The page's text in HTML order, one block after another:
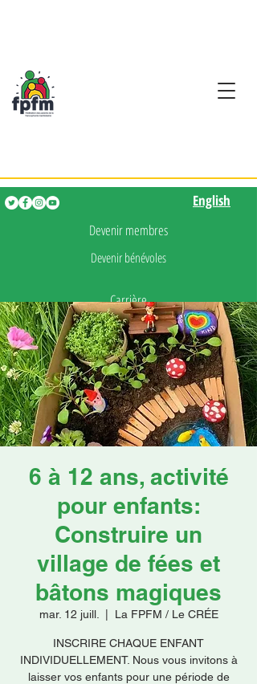
Devenir membres
Devenir bénévoles
Carrière
Presse
Faire un don
English
6 à 12 ans, activité
pour enfants:
Construire un
village de fées et
bâtons magiques
mar. 12 juill. La FPFM / Le CRÉE
INSCRIRE CHAQUE ENFANT
INDIVIDUELLEMENT. Nous vous invitons à
laisser vos enfants pour une période de